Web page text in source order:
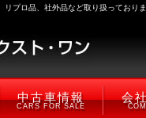
プロ品、社外品など取り扱っており
中古車情報
CARS FOR SALE
会